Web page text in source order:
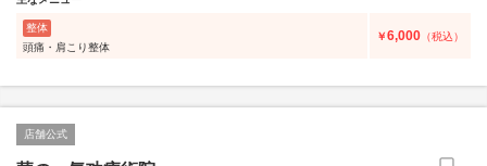
整体
頭痛・肩こり整体
￥6,000 （税込）
店舗公式